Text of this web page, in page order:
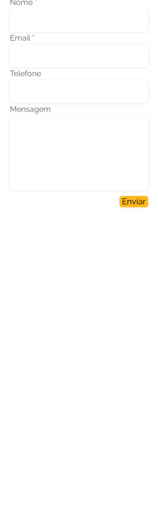
Nome
Email
Telefone
Mensagem
Enviar